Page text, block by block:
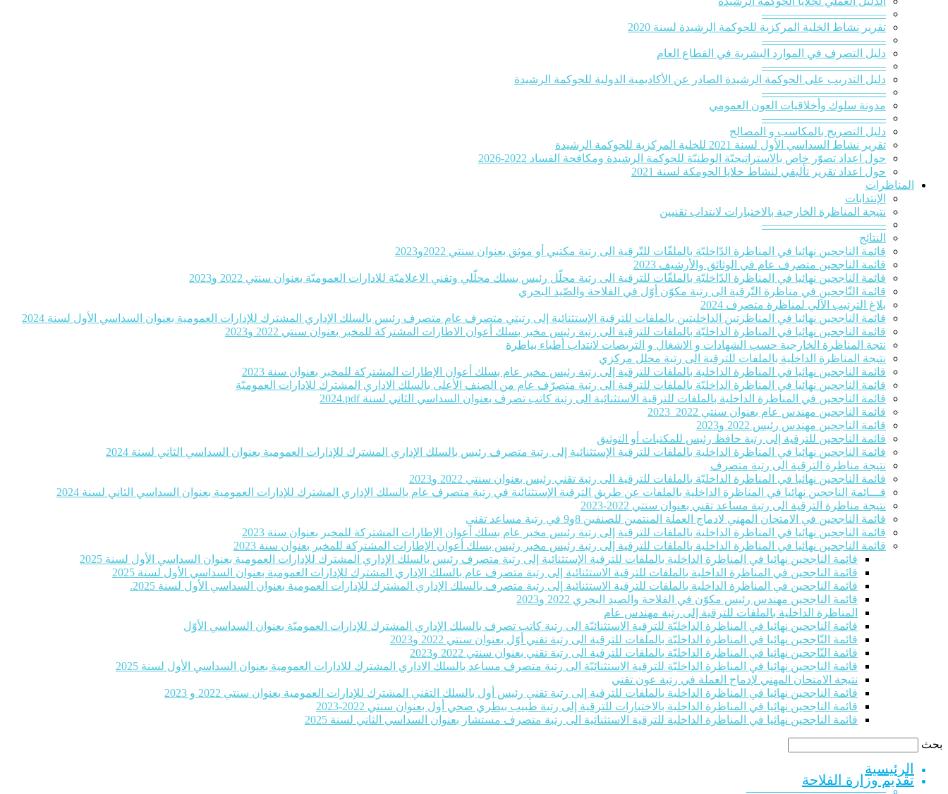
———————————
تقرير نشاط الخلية المركزية للحوكمة الرشيدة لسنة 2020‎
———————————
دليل التصرف في الموارد البشرية في القطاع العام
———————————
دليل التدريب على الحوكمة الرشيدة الصادر عن الأكاديمية الدولية للحوكمة الرشيدة
———————————
مدونة سلوك وأخلاقيات العون العمومي
———————————
دليل التصريح بالمكاسب و المصالح
تقرير نشاط السداسي الأول لسنة 2021 للخلية المركزية للحوكمة الرشيدة
حول اعداد تصوّر خاص بالاستراتيجيّة الوطنيّة للحوكمة الرشيدة ومكافحة الفساد 2022-2026
حول اعداد تقرير تأليفي لنشاط خلايا الحومكة لسنة 2021
المناظرات
الإنتدابات
نتيجة المناظرة الخارجية بالاختبارات لانتداب تقنيين
———————————
النتائج
قائمة الناجحين نهائيا في المناظرة الدّاخليّة بالملفّات للتّرقية الى رتبة مكتبي أو موثق بعنوان سنتي 2022و2023
قائمة الناجحين متصرف عام في الوثائق والأرشيف 2023
قائمة الناجحين نهائيا في المناظرة الدّاخليّة بالملفّات للترقية الى رتبة محلّل رئيس بسلك محلّلي وتقني الاعلاميّة للادارات العموميّة بعنوان سنتي 2022 و2023
قائمة النّاجحين في مناظرة التّرقية الى رتبة مكوّن أوّل في الفلاحة والصّيد البحري
بلاغ الترتيب الآلي لمناظرة متصرف 2024
قائمة الناجحين نهائيا في المناظرتين الداخليتين بالملفات للترقية الإستثنائية إلى رتبتي متصرف عام متصرف رئيس بالسلك الإداري المشترك للإدارات العمومية بعنوان السداسي الأول لسنة 2024
قائمة الناجحين نهائيا في المناظرة الداخليّة بالملفات للترقية الى رتبة رئيس مخبر بسلك أعوان الاطارات المشتركة للمخبر بعنوان سنتي 2022 و2023
نتجة المناظرة الخارجية حسب الشهادات و الاشغال و التربصات لانتداب أطباء بياطرة
نتيجة المناظرة الداخلية بالملفات للترقية الى رتبة محلل مركزي
قائمة الناجحين نهائيا في المناظرة الداخلية بالملفات للترقية إلى رتبة رئيس مخبر عام بسلك أعوان الإطارات المشتركة للمخبر بعنوان سنة 2023
قائمة الناجحين نهائيا في المناظرة الداخليّة بالملفات للترقية الى رتبة متصرّف عام من الصنف الأعلى بالسلك الاداري المشترك للادارات العموميّة
قائمة الناجحين في المناظرة الداخلية بالملفات للترقية الاستثنائية الى رتبة كاتب تصرف بعنوان السداسي الثاني لسنة 2024‎.pdf
قائمة الناجحين مهندس عام بعنوان سنتي 2022_2023
قائمة الناجحين مهندس رئيس 2022 و2023
قائمة الناجحين للترقية إلى رتبة حافظ رئيس للمكتبات أو التوثيق
قائمة الناجحين نهائيا في المناظرة الداخلية بالملفات للترقية الإستثنائية إلى رتبة متصرف رئيس بالسلك الإداري المشترك للإدارات العمومية بعنوان السداسي الثاني لسنة 2024
نتيجة مناظرة الترقية الى رتبة متصرف
قائمة الناجحين نهائيا في المناظرة الداخليّة بالملفات للترقية الى رتبة تقني رئيس بعنوان سنتي 2022 و2023
قـــائمة الناجحين نهائيا في المناظرة الداخلية بالملفات عن طريق الترقية الإستثنائية في رتبة متصرف عام بالسلك الإداري المشترك للإدارات العمومية بعنوان السداسي الثاني لسنة 2024
نتيجة مناظرة الترقية الى رتبة مساعد تقني بعنوان سنتي 2022-2023
قائمة الناجحين في الامتحان المهني لادماج العملة المنتمين للصنفين 8و9 في رتبة مساعد تقني
قائمة الناجحين نهائيا في المناظرة الداخلية بالملفات للترقية إلى رتبة رئيس مخبر عام بسلك أعوان الإطارات المشتركة للمخبر بعنوان سنة 2023
قائمة الناجحين نهائيا في المناظرة الداخلية بالملفات للترقية إلى رتبة رئيس مخبر رئيس بسلك أعوان الإطارات المشتركة للمخبر بعنوان سنة 2023
قائمة الناجحين نهائيا في المناظرة الداخلية بالملفات للترقية الإستثنائية إلى رتبة متصرف رئيس بالسلك الإداري المشترك للإدارات العمومية بعنوان السداسي الأول لسنة 2025
قائمة الناجحين في المناظرة الداخلية بالملفات للترقية الاستثنائية إلى رتبة متصرف عام بالسلك الإداري المشترك للإدارات العمومية بعنوان السداسي الأول لسنة 2025
قائمة الناجحين في المناظرة الداخلية بالملفات للترقية الاستثنائية إلى رتبة متصرف بالسلك الإداري المشترك للإدارات العمومية بعنوان السداسي الأول لسنة 2025.
قائمة الناجحين مهندس رئيس مكوّن في الفلاحة والصيد البحري 2022 و2023
المناظرة الداخلية بالملفات للترقية إلى رتبة مهندس عام
قائمة الناجحين نهائيا في المناظرة الداخليّة للترقية الاستثنائيّة الى رتبة كاتب تصرف بالسلك الإداري المشترك للإدارات العموميّة بعنوان السداسي الأوّل
قائمة النّاجحين نهائيا في المناظرة الداخليّة بالملفات للترقية الى رتبة تقني أوّل بعنوان سنتي 2022 و2023
قائمة النّاجحين نهائيا في المناظرة الداخليّة بالملفات للترقية الى رتبة تقني بعنوان سنتي 2022 و2023
قائمة الناجحين نهائيا في المناظرة الداخليّة للترقية الاستثنائيّة الى رتبة متصرف مساعد بالسلك الاداري المشترك للادارات العمومية بعنوان السداسي الأول لسنة 2025
نتيجة الامتحان المهني لإدماج العملة في رتبة عون تقني
قائمة الناجحين نهائيا في المناظرة الداخلية بالملفات للترقية إلى رتبة تقني رئيس أول بالسلك التقني المشترك للإدارات العمومية بعنوان سنتي 2022 و 2023
قائمة الناجحين نهائيا في المناظرة الداخلية بالاختبارات للترقية إلى رتبة طبيب بيطري صحي أول بعنوان سنتي 2022-2023‎
قائمة الناجحين نهائيا في المناظرة الداخلية للترقية الاستثنائية الى رتبة متصرف مستشار بعنوان السداسي الثاني لسنة 2025‎
بحث
الرئيسية
تقديم وزارة الفلاحة
———————————